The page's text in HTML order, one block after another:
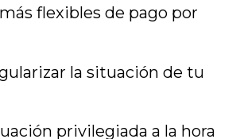
flexibles de pago por
la situación de tu
privilegiada a la hora